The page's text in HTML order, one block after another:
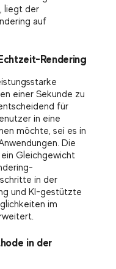
liegt der
auf
Rendering
einer Sekunde zu
für
in eine
möchte, sei es in
Die
Gleichgewicht
in der
und KI-gestützte
im
in der